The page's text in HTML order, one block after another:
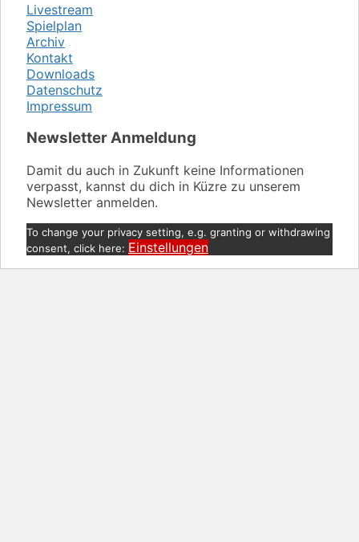
Livestream
Spielplan
Archiv
Kontakt
Downloads
Datenschutz
Impressum
Newsletter Anmeldung
Damit du auch in Zukunft keine Informationen
verpasst, kannst du dich in Küzre zu unserem
Newsletter anmelden.
To change your privacy setting, e.g. granting or withdrawing
consent, click here: Einstellungen